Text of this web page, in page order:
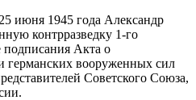
июня 1945 года Александр
контрразведку 1-го
подписания Акта о
германских вооруженных сил
Советского Союза,